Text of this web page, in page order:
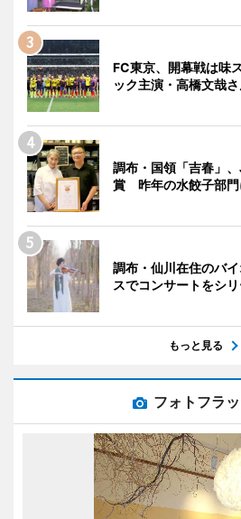
FC東京、開幕戦は味
ック主演・高橋文哉
調布・国領「吉春」
賞 昨年の水餃子部門
調布・仙川在住のバ
スでコンサートをシ
もっと見る
フォトフラ